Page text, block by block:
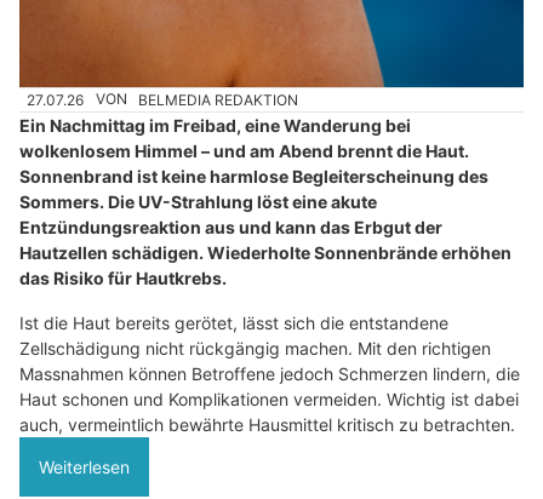
27.07.26 VON BELMEDIA REDAKTION
Ein Nachmittag im Freibad, eine Wanderung bei
wolkenlosem Himmel – und am Abend brennt die Haut.
Sonnenbrand ist keine harmlose Begleiterscheinung des
Sommers. Die UV-Strahlung löst eine akute
Entzündungsreaktion aus und kann das Erbgut der
Hautzellen schädigen. Wiederholte Sonnenbrände erhöhen
das Risiko für Hautkrebs.
Ist die Haut bereits gerötet, lässt sich die entstandene
Zellschädigung nicht rückgängig machen. Mit den richtigen
Massnahmen können Betroffene jedoch Schmerzen lindern, die
Haut schonen und Komplikationen vermeiden. Wichtig ist dabei
auch, vermeintlich bewährte Hausmittel kritisch zu betrachten.
Weiterlesen